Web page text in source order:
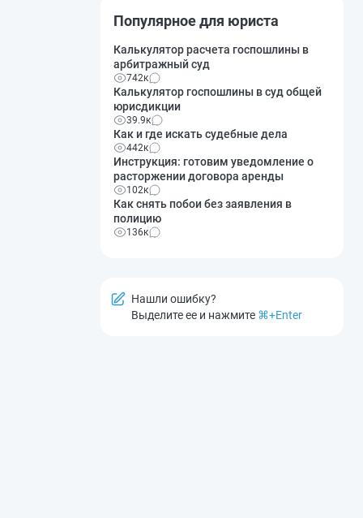
Популярное для юриста
Калькулятор расчета госпошлины в
арбитражный суд
742к
Калькулятор госпошлины в суд общей
юрисдикции
39.9к
Как и где искать судебные дела
442к
Инструкция: готовим уведомление о
расторжении договора аренды
102к
Как снять побои без заявления в
полицию
136к
Нашли ошибку?
Выделите ее и нажмите ⌘+Enter